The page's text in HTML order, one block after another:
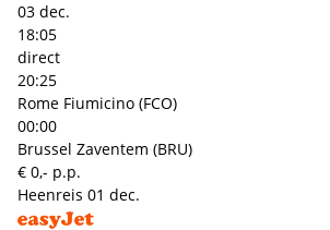
03 dec.
18:05
direct
20:25
Rome Fiumicino (FCO)
00:00
Brussel Zaventem (BRU)
€ 0,- p.p.
Heenreis 01 dec.